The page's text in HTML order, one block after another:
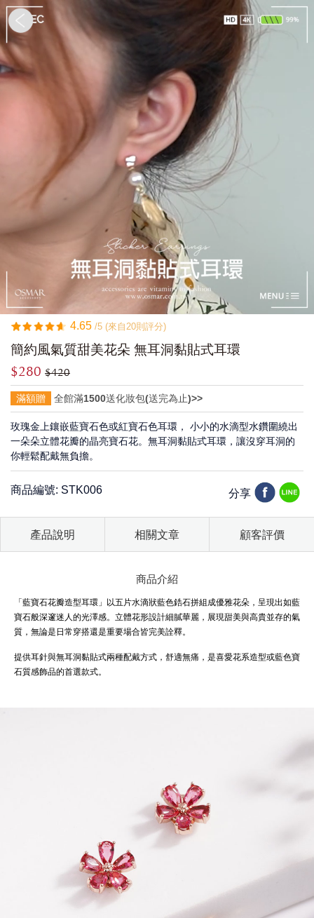
4.65 /5 (來自20則評分)
簡約風氣質甜美花朵 無耳洞黏貼式耳環
$280 $420
滿額贈 全館滿1500送化妝包(送完為止)>>
玫瑰金上鑲嵌藍寶石色或紅寶石色耳環， 小小的水滴型水鑽圍繞出
一朵朵立體花瓣的晶亮寶石花。無耳洞黏貼式耳環，讓沒穿耳洞的
你輕鬆配戴無負擔。
商品編號: STK006 分享
產品說明 相關文章 顧客評價
商品介紹
「藍寶石花瓣造型耳環」以五片水滴狀藍色鋯石拼組成優雅花朵，呈現出如藍
寶石般深邃迷人的光澤感。立體花形設計細膩華麗，展現甜美與高貴並存的氣
質，無論是日常穿搭還是重要場合皆完美詮釋。
提供耳針與無耳洞黏貼式兩種配戴方式，舒適無痛，是喜愛花系造型或藍色寶
石質感飾品的首選款式。